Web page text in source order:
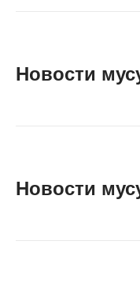
Новости
Новости